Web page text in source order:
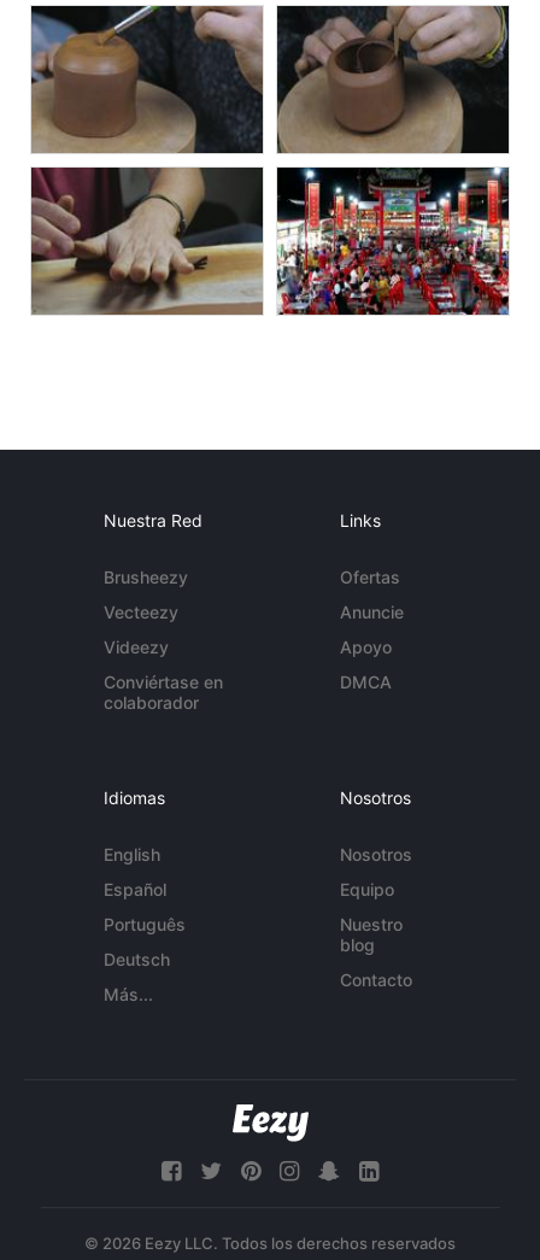
Nuestra Red
Brusheezy
Vecteezy
Videezy
Conviértase en
colaborador
Links
Ofertas
Anuncie
Apoyo
DMCA
Idiomas
English
Español
Português
Deutsch
Más...
Nosotros
Nosotros
Equipo
Nuestro
blog
Contacto
© 2026 Eezy LLC. Todos los derechos reservados